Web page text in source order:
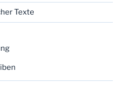
Texte